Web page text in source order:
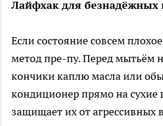
Лайфхак для безнадёжных
Если состояние совсем
метод пре-пу. Перед мытьём
кончики каплю масла или
кондиционер прямо на сухие
защищает их от агрессивных